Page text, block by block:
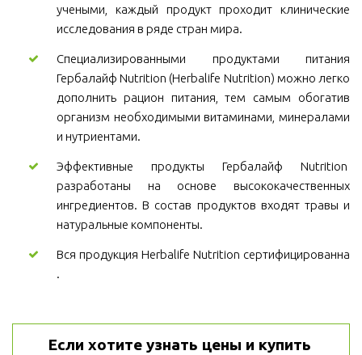
учеными, каждый продукт проходит клинические
исследования в ряде стран мира.
Специализированными продуктами питания
Гербалайф Nutrition (Herbalife Nutrition) можно легко
дополнить рацион питания, тем самым обогатив
организм необходимыми витаминами, минералами
и нутриентами.
Эффективные продукты Гербалайф Nutrition
разработаны на основе высококачественных
ингредиентов. В состав продуктов входят травы и
натуральные компоненты.
Вся продукция Herbalife Nutrition сертифицированна
.
Если хотите узнать цены и купить